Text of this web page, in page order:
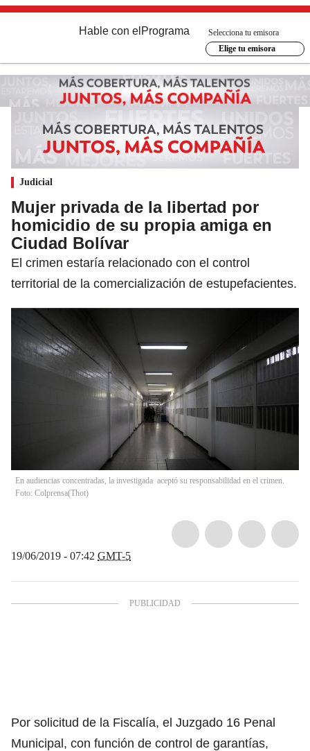
Hable con el Programa
Selecciona tu emisora
Elige tu emisora
Judicial
Mujer privada de la libertad por
homicidio de su propia amiga en
Ciudad Bolívar
El crimen estaría relacionado con el control
territorial de la comercialización de estupefacientes.
En audiencias concentradas, la investigada aceptó su responsabilidad en el crimen.
Foto: Colprensa(Thot)
19/06/2019 - 07:42 GMT-5
Por solicitud de la Fiscalía, el Juzgado 16 Penal
Municipal, con función de control de garantías,